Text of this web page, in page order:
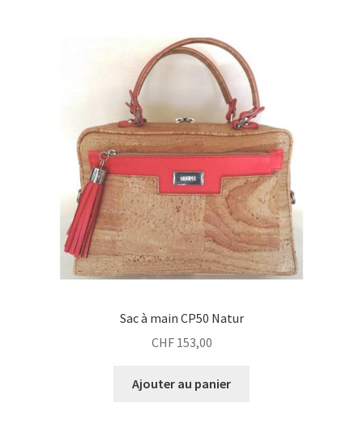
Sac à main CP50 Natur
CHF153,00
Ajouter au panier